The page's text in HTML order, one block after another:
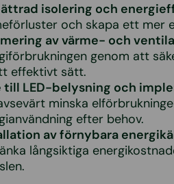
isolering och
och skapa ett mer
av värme- och
genom att
effektivt sätt.
till LED-belysning och
minska
efter behov.
av förnybara
långsiktiga